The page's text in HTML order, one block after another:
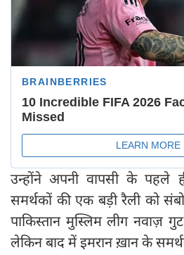
उन्होंने अपनी वापसी के पहले
समर्थकों की एक बड़ी रैली को
पाकिस्तान मुस्लिम लीग नवाज़
लेकिन बाद में इमरान ख़ान के